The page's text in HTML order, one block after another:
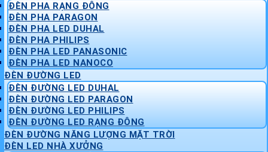
ĐÈN PHA RẠNG ĐÔNG
ĐÈN PHA PARAGON
ĐÈN PHA LED DUHAL
ĐÈN PHA PHILIPS
ĐÈN PHA LED PANASONIC
ĐÈN PHA LED NANOCO
ĐÈN ĐƯỜNG LED
ĐÈN ĐƯỜNG LED DUHAL
ĐÈN ĐƯỜNG LED PARAGON
ĐÈN ĐƯỜNG LED PHILIPS
ĐÈN ĐƯỜNG LED RẠNG ĐÔNG
ĐÈN ĐƯỜNG NĂNG LƯỢNG MẶT TRỜI
ĐÈN LED NHÀ XƯỞNG